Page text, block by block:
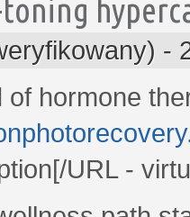
-
of hormone
URL -